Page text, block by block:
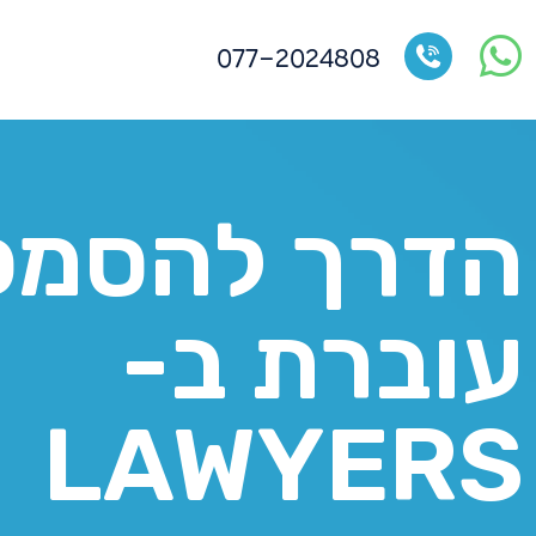
077-2024808
הדרך
עוברת ב-
LAWYERS